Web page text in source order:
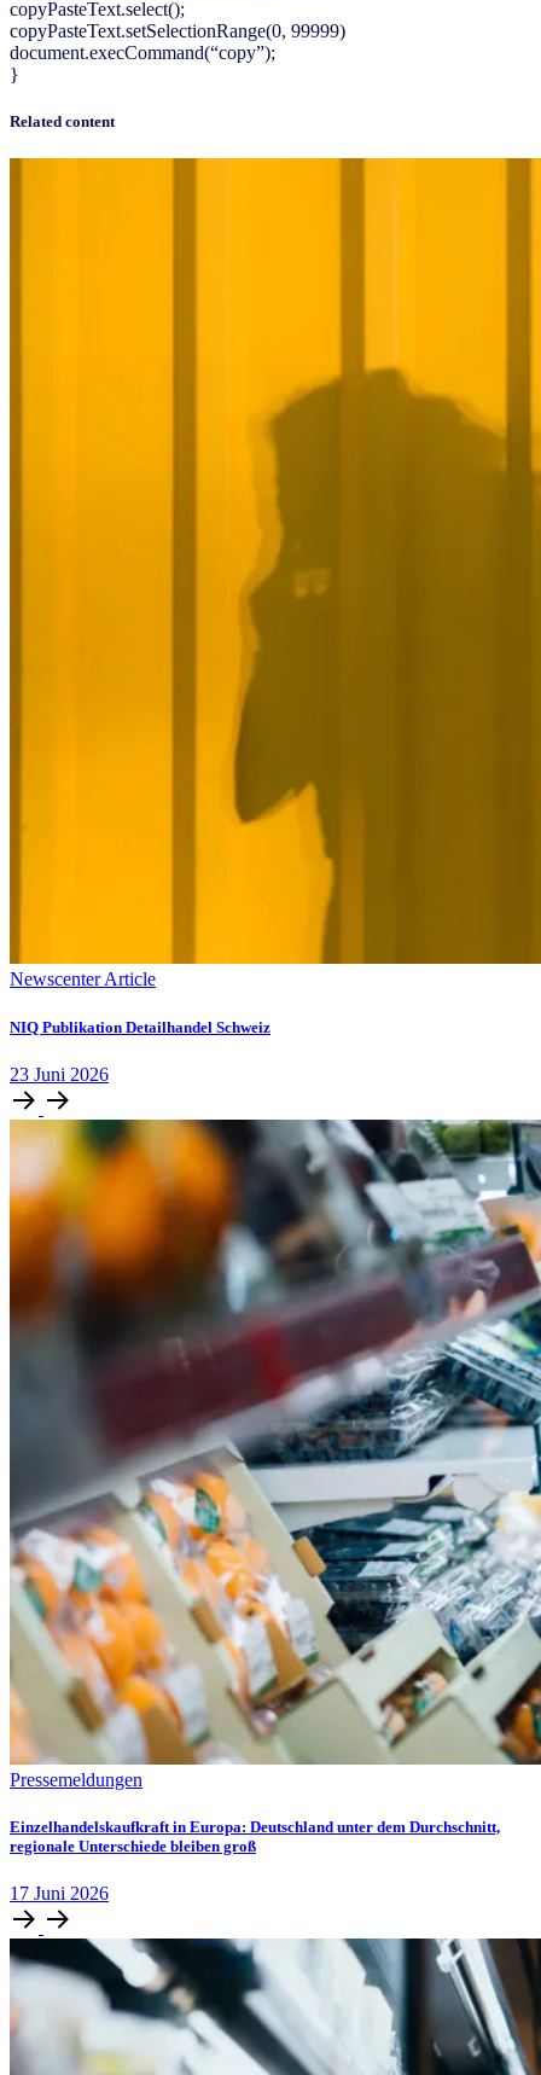
copyPasteText.select();
copyPasteText.setSelectionRange(0, 99999)
document.execCommand(“copy”);
}
Related content
Newscenter Article
NIQ Publikation Detailhandel Schweiz
23 Juni 2026
Pressemeldungen
Einzelhandelskaufkraft in Europa: Deutschland unter dem Durchschnitt,
regionale Unterschiede bleiben groß
17 Juni 2026